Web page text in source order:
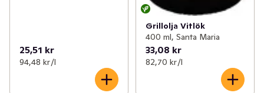
25,51 kr
94,48 kr /l
Grillolja Vitlök
400 ml, Santa Maria
33,08 kr
82,70 kr /l